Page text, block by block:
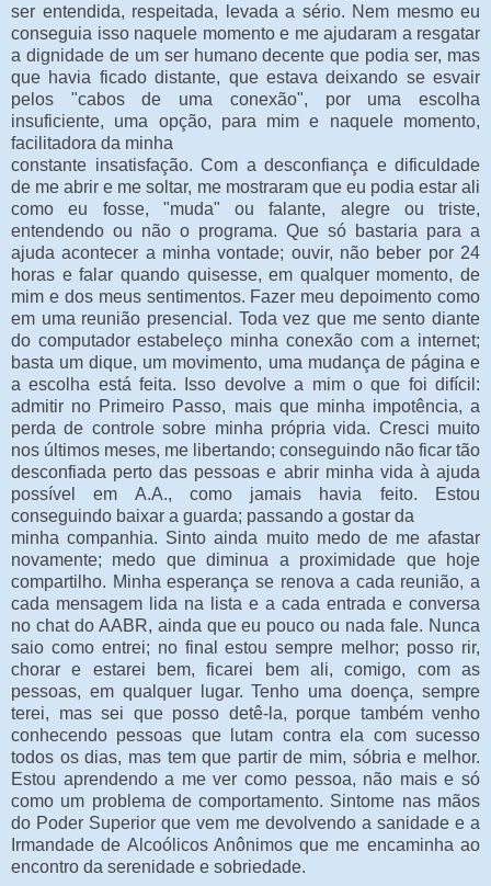
ser entendida, respeitada, levada a sério. Nem mesmo eu
conseguia isso naquele momento e me ajudaram a resgatar
a dignidade de um ser humano decente que podia ser, mas
que havia ficado distante, que estava deixando se esvair
pelos "cabos de uma conexão", por uma escolha
insuficiente, uma opção, para mim e naquele momento,
facilitadora da minha
constante insatisfação. Com a desconfiança e dificuldade
de me abrir e me soltar, me mostraram que eu podia estar ali
como eu fosse, "muda" ou falante, alegre ou triste,
entendendo ou não o programa. Que só bastaria para a
ajuda acontecer a minha vontade; ouvir, não beber por 24
horas e falar quando quisesse, em qualquer momento, de
mim e dos meus sentimentos. Fazer meu depoimento como
em uma reunião presencial. Toda vez que me sento diante
do computador estabeleço minha conexão com a internet;
basta um dique, um movimento, uma mudança de página e
a escolha está feita. Isso devolve a mim o que foi difícil:
admitir no Primeiro Passo, mais que minha impotência, a
perda de controle sobre minha própria vida. Cresci muito
nos últimos meses, me libertando; conseguindo não ficar tão
desconfiada perto das pessoas e abrir minha vida à ajuda
possível em A.A., como jamais havia feito. Estou
conseguindo baixar a guarda; passando a gostar da
minha companhia. Sinto ainda muito medo de me afastar
novamente; medo que diminua a proximidade que hoje
compartilho. Minha esperança se renova a cada reunião, a
cada mensagem lida na lista e a cada entrada e conversa
no chat do AABR, ainda que eu pouco ou nada fale. Nunca
saio como entrei; no final estou sempre melhor; posso rir,
chorar e estarei bem, ficarei bem ali, comigo, com as
pessoas, em qualquer lugar. Tenho uma doença, sempre
terei, mas sei que posso detê-la, porque também venho
conhecendo pessoas que lutam contra ela com sucesso
todos os dias, mas tem que partir de mim, sóbria e melhor.
Estou aprendendo a me ver como pessoa, não mais e só
como um problema de comportamento. Sintome nas mãos
do Poder Superior que vem me devolvendo a sanidade e a
Irmandade de Alcoólicos Anônimos que me encaminha ao
encontro da serenidade e sobriedade.